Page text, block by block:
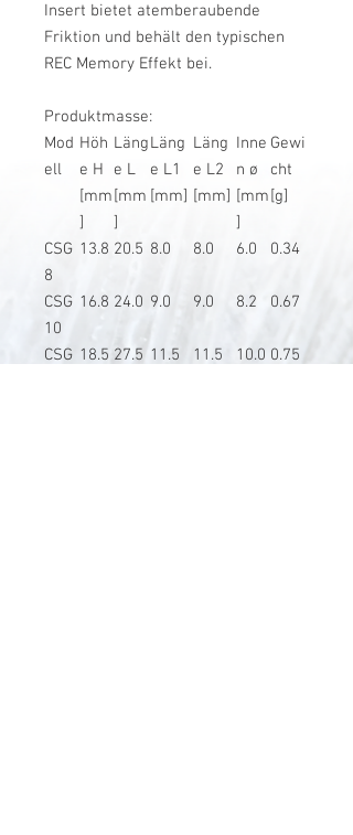
Insert bietet atemberaubende
Friktion und behält den typischen
REC Memory Effekt bei.
Produktmasse:
Mod
ell
Höh
e H
[mm
]
Läng
e L
[mm
]
Läng
e L1
[mm]
Läng
e L2
[mm]
Inne
n ø
[mm
]
Gewi
cht
[g]
CSG
8
13.8 20.5 8.0 8.0 6.0 0.34
CSG
10
16.8 24.0 9.0 9.0 8.2 0.67
CSG 18.5 27.5 11.5 11.5 10.0 0.75